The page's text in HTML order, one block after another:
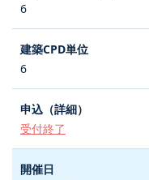
6
6
受付終了